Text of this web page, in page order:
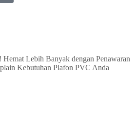
Lebih Banyak dengan Penawaran
Kebutuhan Plafon PVC Anda